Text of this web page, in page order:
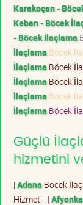
Karakoçan -
Keban - Böcek
- Böcek İlaçlama
İlaçlama Böcek
İlaçlama Böcek
İlaçlama Böcek
İlaçlama Böcek
İlaçlama Böcek
Güçlü
hizmetini
| Adana Böcek
Hizmeti |